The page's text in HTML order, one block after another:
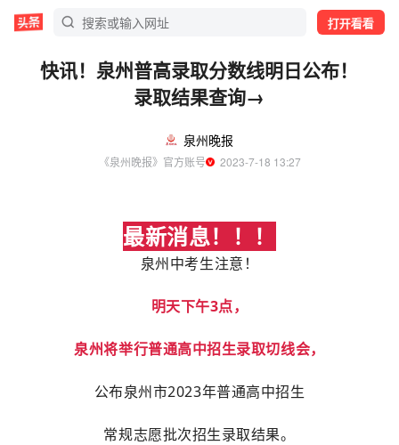
打开看看
快讯！泉州普高录取分数线明日公布！
录取结果查询→
泉州晚报
《泉州晚报》官方账号
  2023-7-18 13:27
最新消息！！！
泉州中考生注意！
明天下午3点，
泉州将举行普通高中招生录取切线会，
公布泉州市2023年普通高中招生
常规志愿批次招生录取结果。